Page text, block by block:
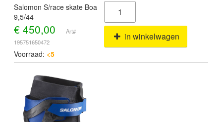
Salomon S/race skate Boa
9,5/44
€ 450,00
Art#
195751650472
in winkelwagen
Voorraad: <5